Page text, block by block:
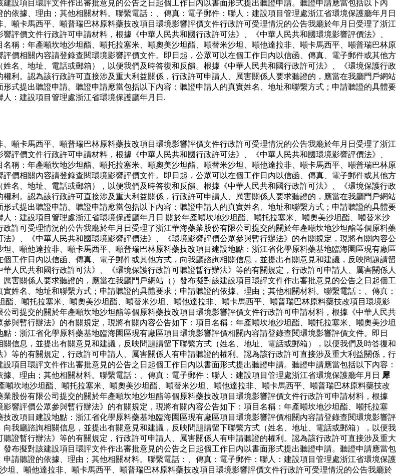
設項目環評文件作出審批意見的公告之日起個工作日內以書面形式提出聽證申請。聽證申請應當包括以下內
依據、理由；其他相關材料。聯繫電話：、傳真：電子郵件：聯人：建設項目管理處浙江省環境保護廳年月日
噸卡馬西平、噸普瑞巴林原料藥技改項目環境影響評價文件行政許可受理情況的公告我廳於年月日受理了浙江
評價文件行政許可申請材料，根據《中華人民共和國行政許可法》、《中華人民共和國環境影響評價法》、
稱：年產噸坎地沙坦酯、噸托拉塞米、噸奧美沙坦酯、噸替米沙坦、噸他達拉非、噸卡馬西平、噸普瑞巴林原
價相關內容請登錄查閱環境影響評價文件。即日起，公眾可以在個工作日內以信函、傳真、電子郵件或其他方
名、地址、電話或郵箱），以便我們及時答復和反饋。根據《中華人民共和國行政許可法》、《環境保護行政
利。認為該行政許可直接涉及重大利益關係，行政許可申請人、厲害關係人要求聽證的，應當在我廳門戶網站
式提出聽證申請。聽證申請應當包括以下內容：聽證申請人的真實姓名、地址和聯繫方式；申請聽證的具體要
：建設項目管理處浙江省環境保護廳年月日.
噸卡馬西平、噸普瑞巴林原料藥技改項目環境影響評價文件行政許可受理情況的公告我廳於年月日受理了浙江
評價文件行政許可申請材料，根據《中華人民共和國行政許可法》、《中華人民共和國環境影響評價法》、
稱：年產噸坎地沙坦酯、噸托拉塞米、噸奧美沙坦酯、噸替米沙坦、噸他達拉非、噸卡馬西平、噸普瑞巴林原
價相關內容請登錄查閱環境影響評價文件。即日起，公眾可以在個工作日內以信函、傳真、電子郵件或其他方
名、地址、電話或郵箱），以便我們及時答復和反饋。根據《中華人民共和國行政許可法》、《環境保護行政
利。認為該行政許可直接涉及重大利益關係，行政許可申請人、厲害關係人要求聽證的，應當在我廳門戶網站
式提出聽證申請。聽證申請應當包括以下內容：聽證申請人的真實姓名、地址和聯繫方式；申請聽證的具體要
：建設項目管理處浙江省環境保護廳年月日 關於年產噸坎地沙坦酯、噸托拉塞米、噸奧美沙坦酯、噸替米沙
許可受理情況的公告我廳於年月日受理了浙江華海藥業股份有限公司提交的關於年產噸坎地沙坦酯等個原料藥
》、《中華人民共和國環境影響評價法》、《環境影響評價公眾參與暫行辦法》的有關規定，現將有關內容公
、噸他達拉非、噸卡馬西平、噸普瑞巴林原料藥技改項目建設地點：浙江省化學原料藥基地臨海園區現有廠區
工作日內以信函、傳真、電子郵件或其他方式，向我廳諮詢相關信息，並提出有關意見和建議，反映問題請留
人民共和國行政許可法》、《環境保護行政許可聽證暫行辦法》等的有關規定，行政許可申請人、厲害關係人
害關係人要求聽證的，應當在我廳門戶網站（）發布擬對該建設項目環評文件作出審批意見的公告之日起個工
姓名、地址和聯繫方式；申請聽證的具體要求；申請聽證的依據、理由；其他相關材料。聯繫電話：、傳真：
、噸托拉塞米、噸奧美沙坦酯、噸替米沙坦、噸他達拉非、噸卡馬西平、噸普瑞巴林原料藥技改項目環境影
司提交的關於年產噸坎地沙坦酯等個原料藥技改項目環境影響評價文件行政許可申請材料，根據《中華人民共
與暫行辦法》的有關規定，現將有關內容公告如下：項目名稱：年產噸坎地沙坦酯、噸托拉塞米、噸奧美沙坦
：浙江省化學原料藥基地臨海園區現有廠區項目環境影響評價相關內容請登錄查閱環境影響評價文件。即日
信息，並提出有關意見和建議，反映問題請留下聯繫方式（姓名、地址、電話或郵箱），以便我們及時答復和
等的有關規定，行政許可申請人、厲害關係人有申請聽證的權利。認為該行政許可直接涉及重大利益關係，行
項目環評文件作出審批意見的公告之日起個工作日內以書面形式提出聽證申請。聽證申請應當包括以下內容：
、理由；其他相關材料。聯繫電話：、傳真：電子郵件：聯人：建設項目管理處浙江省環境保護廳年月日 犀
噸坎地沙坦酯、噸托拉塞米、噸奧美沙坦酯、噸替米沙坦、噸他達拉非、噸卡馬西平、噸普瑞巴林原料藥技改
股份有限公司提交的關於年產噸坎地沙坦酯等個原料藥技改項目環境影響評價文件行政許可申請材料，根據
響評價公眾參與暫行辦法》的有關規定，現將有關內容公告如下：項目名稱：年產噸坎地沙坦酯、噸托拉塞
改項目建設地點：浙江省化學原料藥基地臨海園區現有廠區項目環境影響評價相關內容請登錄查閱環境影響評
我廳諮詢相關信息，並提出有關意見和建議，反映問題請留下聯繫方式（姓名、地址、電話或郵箱），以便我
證暫行辦法》等的有關規定，行政許可申請人、厲害關係人有申請聽證的權利。認為該行政許可直接涉及重大
布擬對該建設項目環評文件作出審批意見的公告之日起個工作日內以書面形式提出聽證申請。聽證申請應當包
請聽證的依據、理由；其他相關材料。聯繫電話：、傳真：電子郵件：聯人：建設項目管理處浙江省環境保護
坦、噸他達拉非、噸卡馬西平、噸普瑞巴林原料藥技改項目環境影響評價文件行政許可受理情況的公告我廳於